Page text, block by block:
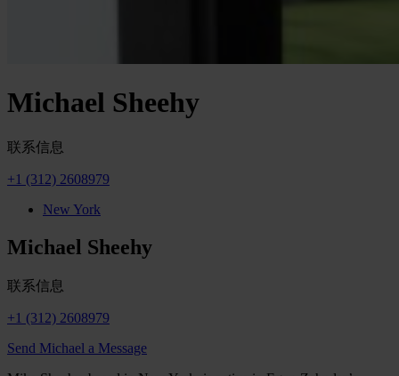
Michael Sheehy
联系信息
+1 (312) 2608979
New York
Michael Sheehy
联系信息
+1 (312) 2608979
Send Michael a Message